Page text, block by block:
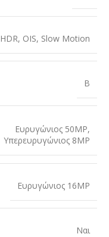
HDR, OIS, Slow Motion
B
Ευρυγώνιος 50MP,
Υπερευρυγώνιος 8MP
Ευρυγώνιος 16MP
Ναι